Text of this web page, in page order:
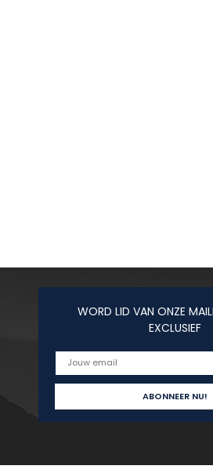
WORD LID VAN ONZE
EXCLUSIEF